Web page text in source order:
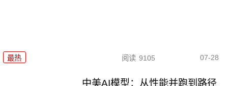
最热 阅读 9105 07-28
中美AI模型：从性能并跑到路径